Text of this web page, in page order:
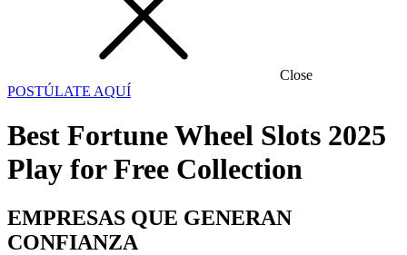
Close
POSTÚLATE AQUÍ
Best Fortune Wheel Slots 2025
Play for Free Collection
EMPRESAS QUE GENERAN
CONFIANZA